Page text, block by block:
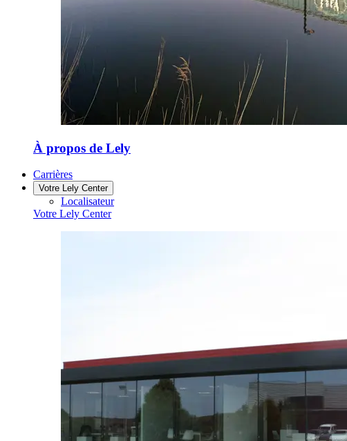
À propos de Lely
Carrières
Votre Lely Center
Localisateur
Votre Lely Center